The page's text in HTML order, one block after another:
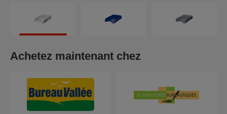
Achetez maintenant chez